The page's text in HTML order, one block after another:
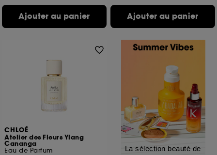
Ajouter au panier Ajouter au panier
CHLOÉ
Atelier des Fleurs Ylang
Cananga
Eau de Parfum
La sélection beauté de